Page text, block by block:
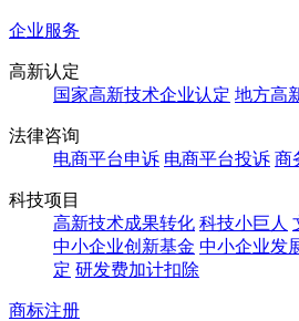
企业服务
高新认定
国家高新技术企业认定 地方高
法律咨询
电商平台申诉 电商平台投诉 商
科技项目
高新技术成果转化 科技小巨人
中小企业创新基金 中小企业发
定 研发费加计扣除
商标注册